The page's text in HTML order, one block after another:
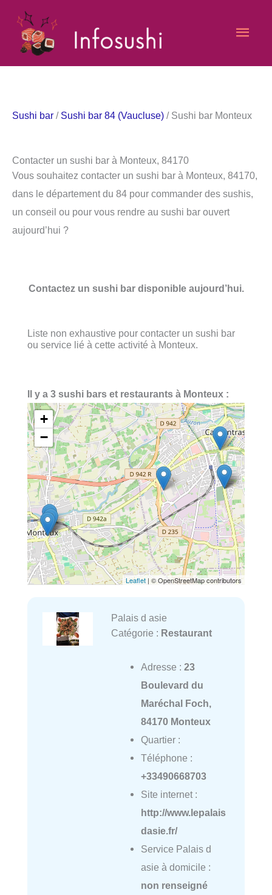
contenu
Sushi bar / Sushi bar 84 (Vaucluse) / Sushi bar Monteux
Contacter un sushi bar à Monteux, 84170
Vous souhaitez contacter un sushi bar à Monteux, 84170,
dans le département du 84 pour commander des sushis,
un conseil ou pour vous rendre au sushi bar ouvert
aujourd’hui ?
Contactez un sushi bar disponible aujourd’hui.
Liste non exhaustive pour contacter un sushi bar
ou service lié à cette activité à Monteux.
Il y a 3 sushi bars et restaurants à Monteux :
+
−
Leaflet | © OpenStreetMap contributors
Palais d asie
Catégorie : Restaurant
Adresse : 23
Boulevard du
Maréchal Foch,
84170 Monteux
Quartier :
Téléphone :
+33490668703
Site internet :
http://www.lepalais
dasie.fr/
Service Palais d
asie à domicile :
non renseigné